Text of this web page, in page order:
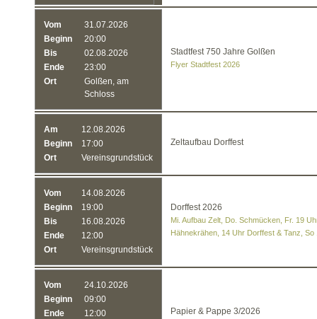
Vom
31.07.2026
Beginn
20:00
Bis
02.08.2026
Ende
23:00
Ort
Golßen, am
Schloss
Stadtfest 750 Jahre Golßen
Flyer Stadtfest 2026
Am
12.08.2026
Beginn
17:00
Ort
Vereinsgrundstück
Zeltaufbau Dorffest
Vom
14.08.2026
Beginn
19:00
Bis
16.08.2026
Ende
12:00
Ort
Vereinsgrundstück
Dorffest 2026
Mi. Aufbau Zelt, Do. Schmücken, Fr. 19
Hähnekrähen, 14 Uhr Dorffest & Tanz,
Vom
24.10.2026
Beginn
09:00
Ende
12:00
Papier & Pappe 3/2026